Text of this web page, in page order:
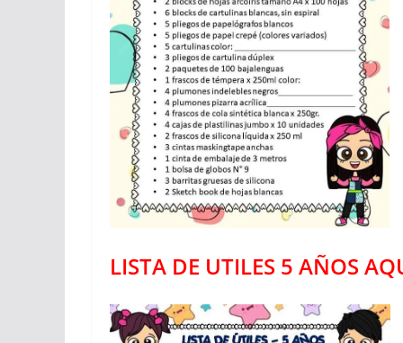
LISTA DE UTILES 5 AÑOS